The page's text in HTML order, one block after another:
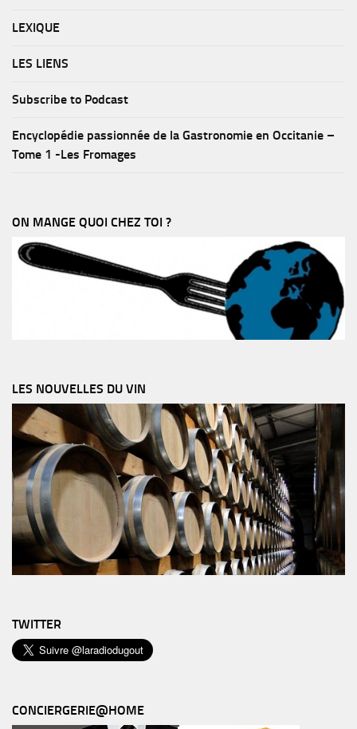
LEXIQUE
LES LIENS
Subscribe to Podcast
Encyclopédie passionnée de la Gastronomie en Occitanie –
Tome 1 -Les Fromages
ON MANGE QUOI CHEZ TOI ?
LES NOUVELLES DU VIN
TWITTER
CONCIERGERIE@HOME